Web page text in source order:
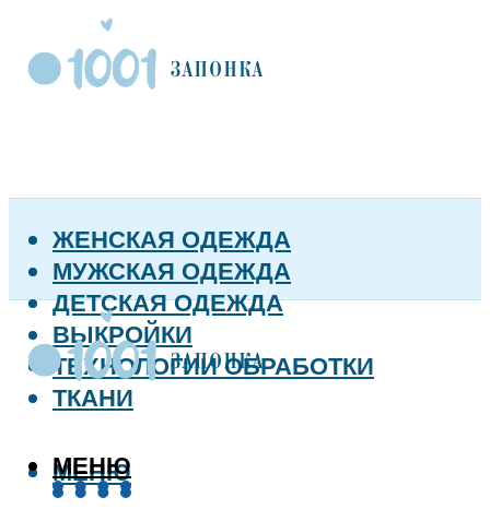
ЖЕНСКАЯ ОДЕЖДА
МУЖСКАЯ ОДЕЖДА
ДЕТСКАЯ ОДЕЖДА
ВЫКРОЙКИ
ТЕХНОЛОГИИ ОБРАБОТКИ
ТКАНИ
МЕНЮ
МЕНЮ